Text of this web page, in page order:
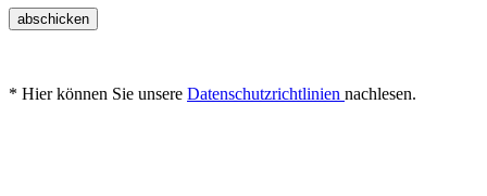
abschicken
* Hier können Sie unsere Datenschutzrichtlinien nachlesen.